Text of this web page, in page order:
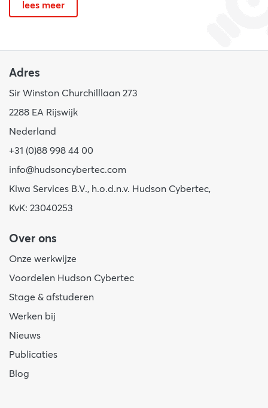
lees meer
Adres
Sir Winston Churchilllaan 273
2288 EA Rijswijk
Nederland
+31 (0)88 998 44 00
info@hudsoncybertec.com
Kiwa Services B.V., h.o.d.n.v. Hudson Cybertec,
KvK: 23040253
Over ons
Onze werkwijze
Voordelen Hudson Cybertec
Stage & afstuderen
Werken bij
Nieuws
Publicaties
Blog